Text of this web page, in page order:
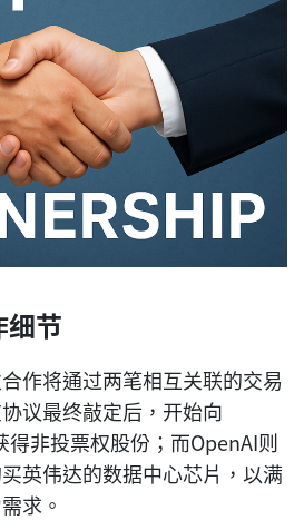
细节
作将通过两笔相互关联的交易
议最终敲定后，开始向
得非投票权股份；而OpenAI则
英伟达的数据中心芯片，以满
求。